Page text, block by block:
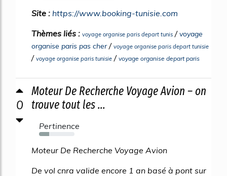
Site : https://www.booking-tunisie.com
Thèmes liés : voyage organise paris depart tunis /voyage
organise paris pas cher/ voyage organise paris depart tunisie
/ voyage organise paris tunisie / voyage organise depart paris
0
Moteur De Recherche Voyage Avion – on
trouve tout les ...
Pertinence
28%
Moteur De Recherche Voyage Avion
De vol cnra valide encore 1 an basé à pont sur